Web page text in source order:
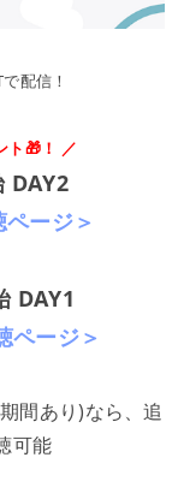
配信！
ト🎁！ ／
DAY2
ージ＞
DAY1
ページ＞
間あり)なら、追
可能